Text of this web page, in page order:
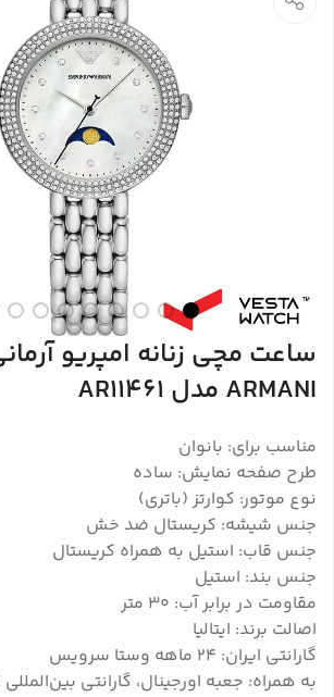
ARMANI مدل AR11461
مناسب برای: بانوان
طرح صفحه نمایش: ساده
نوع موتور: کوارتز (باتری)
جنس شیشه: کریستال ضد خش
جنس قاب: استیل به همراه کریستال
جنس بند: استیل
مقاومت در برابر آب: ۳۰ متر
اصالت برند: ایتالیا
گارانتی ایران: ۲۴ ماهه وستا سرویس
به همراه: جعبه اورجینال، گارانتی بین‌المللی